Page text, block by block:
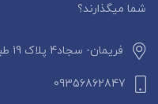
شما میگذارند؟
فریمان- سجاد4 پلاک 19 طبقه سوم
09356862847